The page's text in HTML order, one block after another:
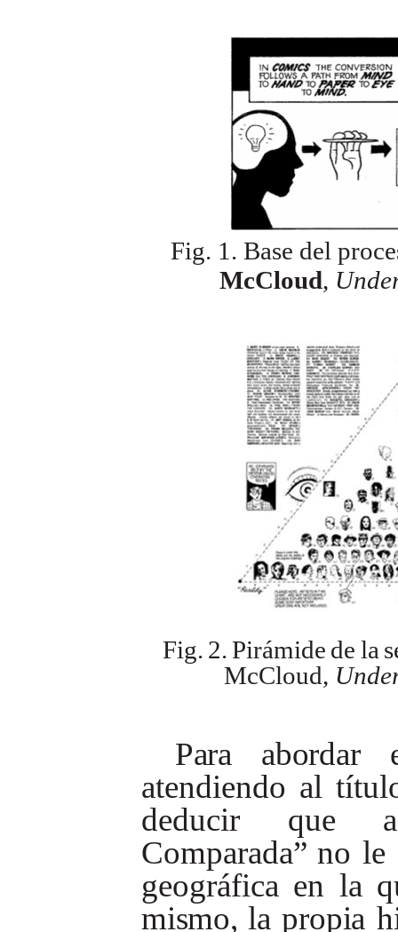
Fig. 1.Base del
McCloud,
Fig. 2.Pirámide de la
McCloud,
Para abordar
atendiendo al
deducir
que
a
Comparada” no le
geográfica en la
mismo, la propia